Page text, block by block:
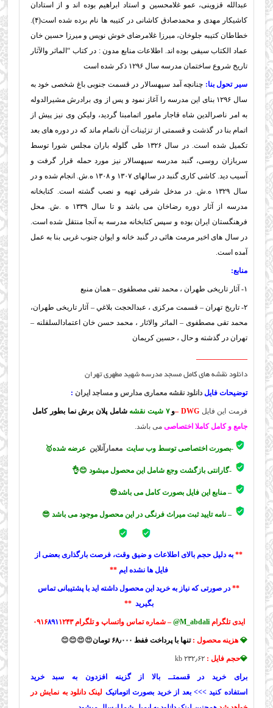
عبدالله قزوینی، عمو غلامحسین و استاد ابراهیم بوده اند و از استادان
كاشيكار مهدی و محمدصادق کاشانی در کتیبه ها نام برده شده است(۴).
خطاطان كتيبه جلوخان، میرزا غلامرضای خوش نویس و میرزا حسین خان
عماد الكتاب سیفی بوده اند. اطلاعات منابع مدون : در کتاب “الماثر والآثار
تاریخ شروع ساختمان مدرسه سال ۱۲۹۶ ذکر شده است
سیر تحول بنا: چنانچه آمد سپهسالار در قسمت جنوبی باغ شخصی خود به
سال ۱۲۹۶ بنای این مدرسه را آغاز نمود و پس از وی برادرش مشیرالدوله
به امر ناصرالدين شاه قاجار مامور اتمامبنا گردید، وليكن وی نیز پیش از
اتمام بنا در گذشت و قسمتی از تزئینات آن ناتمام ماند که در دوره های بعد
تكميل شده است. در سال ۱۳۲۶ طی گلوله باران مجلس شورا توسط
سربازان روسی، گنبد مدرسه سپهسالار نیز مورد حمله قرار گرفت و
آسیب دید. کاشی کاری گنبد در سالهای ۱۳۰۷ و ۱۳۰۸ ه.ش. انجام شده و در
سال ۱۳۲۹ ه.ش. در مدخل شرقی تهیه و نصب گشته است. كتابخانه
مدرسه از آثار دوره رضاخان می باشد و تا سال ۱۳۳۹ ه .ش. محل
فرهنگستان ایران بوده و سپس کتابخانه مدرسه به آنجا منتقل شده است.
در سال های اخیر مرمت هائی در گنبد خانه و ایوان جنوب غربی بنا به عمل
آمده است.
منابع:
۱- آثار تاریخی طهران ، محمد تقی مصطفوی – همان منبع
۲- تاریخ تهران – قسمت مرکزی ، عبدالحجت بلاغي – آثار تاریخی طهران،
محمد تقی مصطفوی – الماثر والاثار ، محمد حسن خان اعتمادالسلقلنه –
تهران در گذشته و حال ، حسین کریمان
دانلود نقشه های کامل مسجد مدرسه شهید مطهری تهران
توضیحات فایلدانلود نقشه معماری مدارس و مساجد ایران :
فرمت این فایلDWG – و۷ شیت نقشه
شامل پلان برش نما بطور کامل
جامع و کامل کاملا اختصاصیمی باشد.
-بصورت اختصاصی توسط وب سایتمعمارآنلاین عرضه شده🥇
-گارانتی بازگشت وجع شامل این محصول میشود 😊👌
– منابع این فایل بصورت کامل می باشد😎
– نامه تایید ثبت میراث فرنگی در این محصول موجود می باشد 😎
** به دلیل حجم بالای اطلاعات و ضیق وقت، فرصت بارگذاری بعضی از
فایل ها نشده ایم**
**در صورتی که نیاز به خرید این محصول داشته اید با پشتیبانی تماس
بگیرید**
ایدی تلگرامM_abdali@ – شماره تماس واتساپ و تلگرام ۰۹۱۶ ۸۹۱۱۲۴۳
💎هزینه محصول : تنها با پرداخت ففط ۶۸٫۰۰۰ تومان 😍😍
😊😊
💎حجم فایل :۲۳۲٫۶۲ kb
برای خرید در قسمتــ بالا از گزینه افزدون به سبد خرید
استفاده کنید >>> بعد از خرید بصورت اتوماتیک لینک دانلود به نمایش در